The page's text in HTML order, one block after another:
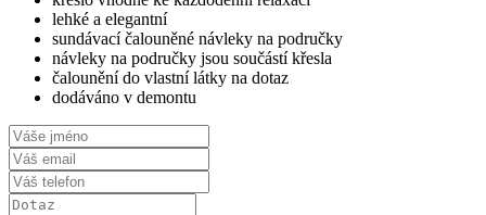
lehké a elegantní
sundávací čalouněné návleky na područky
návleky na područky jsou součástí křesla
čalounění do vlastní látky na dotaz
dodáváno v demontu